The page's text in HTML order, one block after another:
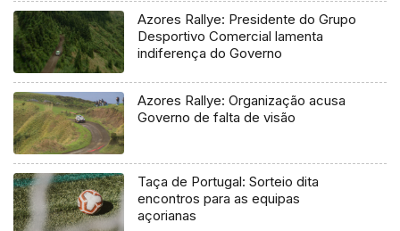
Azores Rallye: Presidente do Grupo
Desportivo Comercial lamenta
indiferença do Governo
Azores Rallye: Organização acusa
Governo de falta de visão
Taça de Portugal: Sorteio dita
encontros para as equipas
açorianas